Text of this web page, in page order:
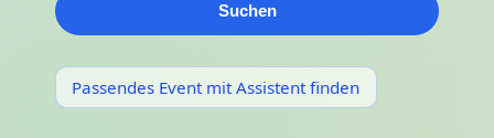
Suchen
Passendes Event mit Assistent finden